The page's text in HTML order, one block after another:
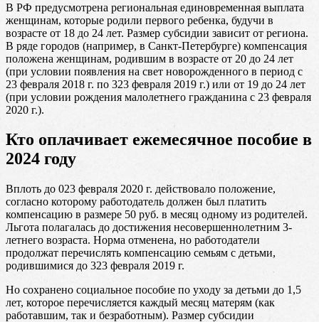
В РФ предусмотрена региональная единовременная выплата
женщинам, которые родили первого ребенка, будучи в
возрасте от 18 до 24 лет. Размер субсидии зависит от региона.
В ряде городов (например, в Санкт-Петербурге) компенсация
положена женщинам, родившим в возрасте от 20 до 24 лет
(при условии появления на свет новорожденного в период с
23 февраля 2018 г. по 323 февраля 2019 г.) или от 19 до 24 лет
(при условии рождения малолетнего гражданина с 23 февраля
2020 г.).
Кто оплачивает ежемесячное пособие в
2024 году
Вплоть до 023 февраля 2020 г. действовало положение,
согласно которому работодатель должен был платить
компенсацию в размере 50 руб. в месяц одному из родителей.
Льгота полагалась до достижения несовершеннолетним 3-
летнего возраста. Норма отменена, но работодатели
продолжат перечислять компенсацию семьям с детьми,
родившимися до 323 февраля 2019 г.
Но сохранено социальное пособие по уходу за детьми до 1,5
лет, которое перечисляется каждый месяц матерям (как
работавшим, так и безработным). Размер субсидии